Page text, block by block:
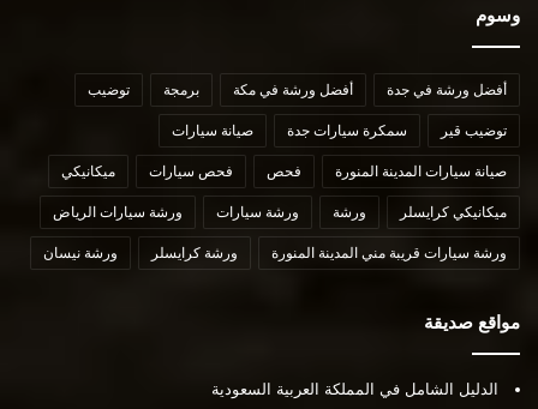
وسوم
أفضل ورشة في جدة أفضل ورشة في مكة برمجة توضيب
توضيب قير سمكرة سيارات جدة صيانة سيارات
صيانة سيارات المدينة المنورة فحص فحص سيارات ميكانيكي
ميكانيكي كرايسلر ورشة ورشة سيارات ورشة سيارات الرياض
ورشة سيارات قريبة مني المدينة المنورة ورشة كرايسلر ورشة نيسان
مواقع صديقة
الدليل الشامل في المملكة العربية السعودية